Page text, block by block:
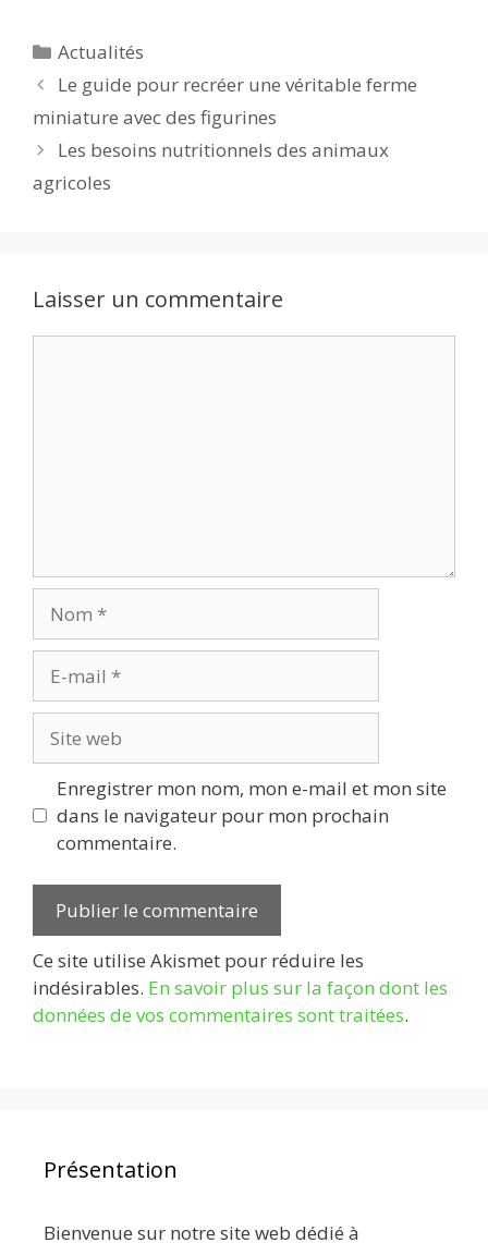
b
o
o
k
er
t r dI A
p
p
er
Catégories
Actualités
Le guide pour recréer une véritable ferme
miniature avec des figurines
Les besoins nutritionnels des animaux
agricoles
Laisser un commentaire
mail
web
Enregistrer mon nom, mon e-mail et mon site
dans le navigateur pour mon prochain
commentaire.
Ce site utilise Akismet pour réduire les
indésirables. En savoir plus sur la façon dont les
données de vos commentaires sont traitées.
Présentation
Bienvenue sur notre site web dédié à